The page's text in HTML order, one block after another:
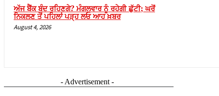
ਅੱਜ ਬੈਂਕ ਬੰਦ ਰਹਿਣਗੇ? ਮੰਗਲਵਾਰ ਨੂੰ ਰਹੇਗੀ ਛੁੱਟੀ; ਘਰੋਂ
ਨਿਕਲਣ ਤੋਂ ਪਹਿਲਾਂ ਪੜ੍ਹ ਲਓ ਆਹ ਖ਼ਬਰ
August 4, 2026
- Advertisement -